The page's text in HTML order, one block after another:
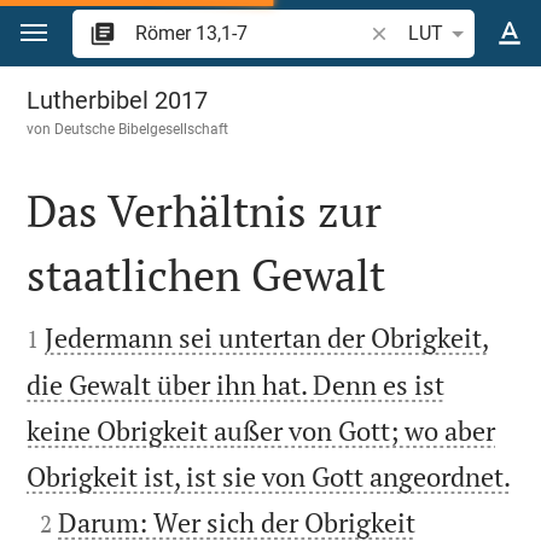
Zum Inhalt springen
Bibelstelle oder
LUT
Römer 13
Lutherbibel 2017
von Deutsche Bibelgesellschaft

Das Verhältnis zur
staatlichen Gewalt

1 Jedermann sei untertan der Obrigkeit,
die Gewalt über ihn hat. Denn es ist
keine Obrigkeit außer von Gott; wo aber
Obrigkeit ist, ist sie von Gott angeordnet.

2 Darum: Wer sich der Obrigkeit